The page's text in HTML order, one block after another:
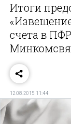
Итоги
счета в
12.08.2015 11:44